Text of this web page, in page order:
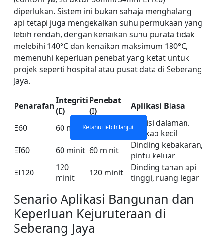
Ketahui lebih lanjut
Ketahui lebih lanjut
Ketahui lebih lanjut
Ketahui lebih lanjut
diperlukan. Sistem ini bukan sahaja menghalang
api tetapi juga mengekalkan suhu permukaan yang
lebih rendah, dengan kenaikan suhu purata tidak
melebihi 140°C dan kenaikan maksimum 180°C,
memenuhi keperluan penebat yang ketat untuk
projek seperti hospital atau pusat data di Seberang
Jaya.
PenarafanIntegriti
(E)
Penebat
(I)
Aplikasi Biasa
E60 60 minit Tidak
Diperlukan
Partisi dalaman,
tingkap kecil
EI60
60 minit 60 minit
Dinding kebakaran,
pintu keluar
EI120
120
minit
120 minit
Dinding tahan api
tinggi, ruang legar
Senario Aplikasi Bangunan dan
Keperluan Kejuruteraan di
Seberang Jaya